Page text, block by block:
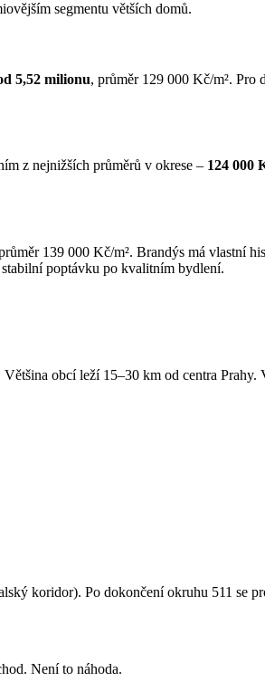
segmentu větších domů.
5,52 milionu, průměr 129 000 Kč/m². Pro
z nejnižších průměrů v okrese – 124 000
139 000 Kč/m². Brandýs má vlastní
poptávku po kvalitním bydlení.
obcí leží 15–30 km od centra Prahy.
koridor). Po dokončení okruhu 511 se
Není to náhoda.